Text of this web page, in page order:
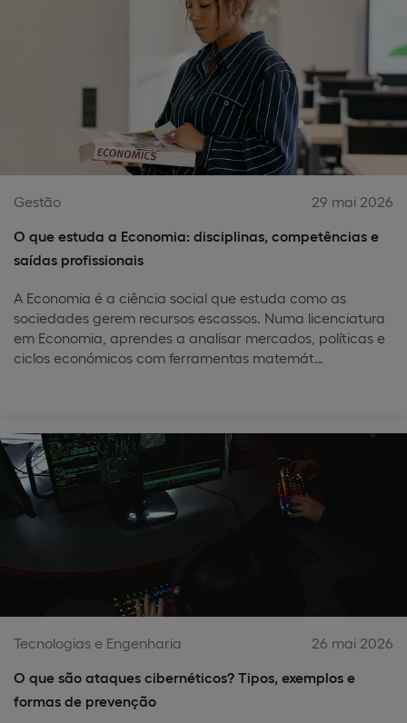
Gestão
29 mai 2026
O que estuda a Economia: disciplinas, competências e
saídas profissionais
A Economia é a ciência social que estuda como as
sociedades gerem recursos escassos. Numa licenciatura
em Economia, aprendes a analisar mercados, políticas e
ciclos económicos com ferramentas matemát…
Tecnologias e Engenharia
26 mai 2026
O que são ataques cibernéticos? Tipos, exemplos e
formas de prevenção